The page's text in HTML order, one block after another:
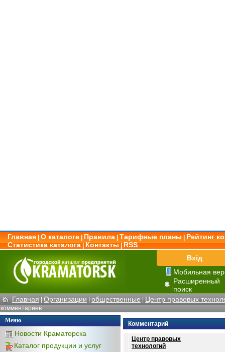
Главная О каталоге Правила Тарифные планы
Рейтинг
Статистика каталога|Контакты|RSS
Вхід
Мобильная
Расширенный
поиск
Главная | Организации | общественные | Центр правовых
комментариев
Меню
Новости Краматорска
Каталог продукции и услуг
Комментарий
Центр правовых
технологий